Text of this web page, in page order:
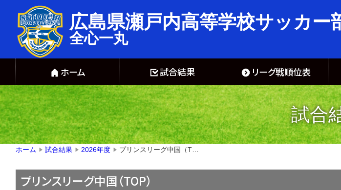
広島県瀬戸内高等学校サッカー
全心一丸
ホーム 試合結果 リーグ戦順位表
試合
ホーム ▶ 試合結果 ▶ 2026年度 ▶
プリンスリーグ中国（TOP）